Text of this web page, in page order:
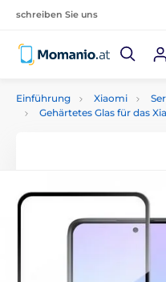
schreiben Sie uns
Einführung Xiaomi
Gehärtetes Glas für das